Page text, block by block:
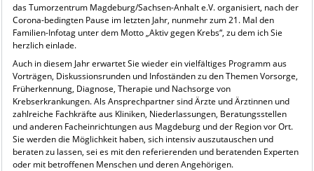
das Tumorzentrum Magdeburg/Sachsen-Anhalt e.V. organisiert, nach der
Corona-bedingten Pause im letzten Jahr, nunmehr zum 21. Mal den
Familien-Infotag unter dem Motto „Aktiv gegen Krebs“, zu dem ich Sie
herzlich einlade.
Auch in diesem Jahr erwartet Sie wieder ein vielfältiges Programm aus
Vorträgen, Diskussionsrunden und Infoständen zu den Themen Vorsorge,
Früherkennung, Diagnose, Therapie und Nachsorge von
Krebserkrankungen. Als Ansprechpartner sind Ärzte und Ärztinnen und
zahlreiche Fachkräfte aus Kliniken, Niederlassungen, Beratungsstellen
und anderen Facheinrichtungen aus Magdeburg und der Region vor Ort.
Sie werden die Möglichkeit haben, sich intensiv auszutauschen und
beraten zu lassen, sei es mit den referierenden und beratenden Experten
oder mit betroffenen Menschen und deren Angehörigen.